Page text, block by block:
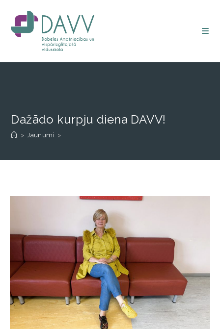
Dažādo kurpju diena DAVV!
> Jaunumi >